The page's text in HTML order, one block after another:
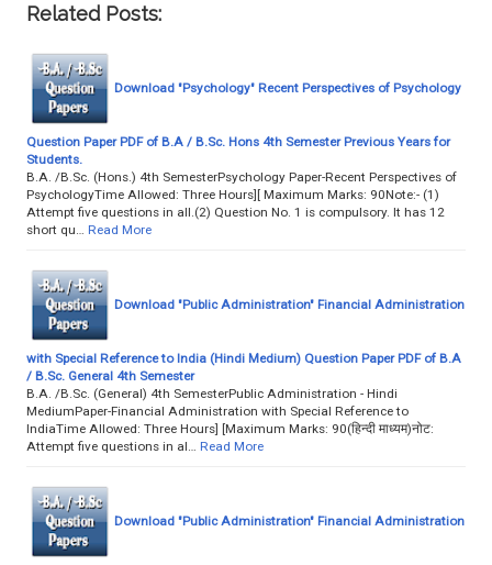
Related Posts:
Download "Psychology" Recent Perspectives of Psychology
Question Paper PDF of B.A / B.Sc. Hons 4th Semester Previous Years for
Students.
B.A. /B.Sc. (Hons.) 4th SemesterPsychology Paper-Recent Perspectives of
PsychologyTime Allowed: Three Hours][ Maximum Marks: 90Note:- (1)
Attempt five questions in all.(2) Question No. 1 is compulsory. It has 12
short qu…
Read More
Download "Public Administration" Financial Administration
with Special Reference to India (Hindi Medium) Question Paper PDF of B.A
/ B.Sc. General 4th Semester
B.A. /B.Sc. (General) 4th SemesterPublic Administration - Hindi
MediumPaper-Financial Administration with Special Reference to
IndiaTime Allowed: Three Hours] [Maximum Marks: 90(हिन्दी माध्यम)नोट:
Attempt five questions in al…
Read More
Download "Public Administration" Financial Administration